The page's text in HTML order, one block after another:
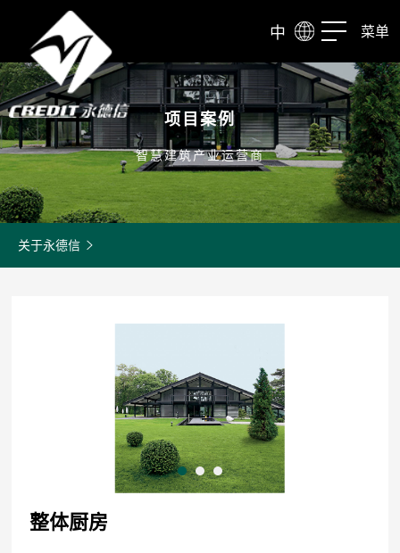
中 菜单
项目案例
智慧建筑产业运营商
关于永德信 
整体厨房